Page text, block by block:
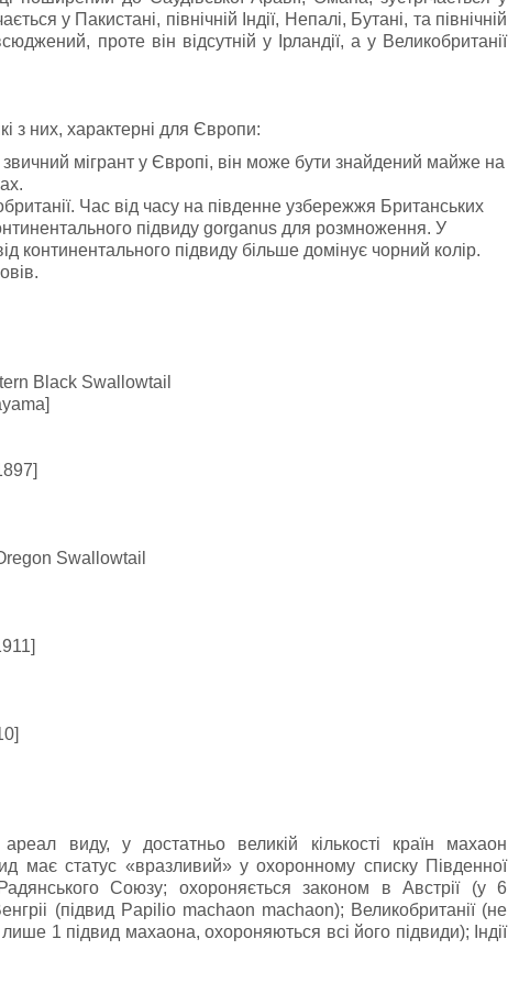
у Пакистані, північній Індії, Непалі, Бутані, та північній
проте він відсутній у Ірландії, а у Великобританії
з них, характерні для Європи:
мігрант у Європі, він може бути знайдений майже на
Час від часу на південне узбережжя Британських
підвиду gorganus для розмноження. У
континентального підвиду більше домінує чорний колір.
Black Swallowtail
Swallowtail
виду, у достатньо великій кількості країн махаон
має статус «вразливий» у охоронному списку Південної
Союзу; охороняється законом в Австрії (у 6
(підвид Papilio machaon machaon); Великобританії (не
1 підвид махаона, охороняються всі його підвиди); Індії